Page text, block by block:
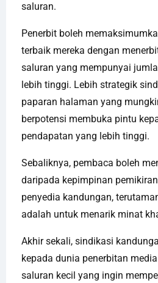
saluran.
Penerbit boleh
terbaik mereka dengan
saluran yang mempunyai
lebih tinggi. Lebih strategik
paparan halaman yang
berpotensi membuka pintu
pendapatan yang lebih tinggi.
Sebaliknya, pembaca boleh
daripada kepimpinan
penyedia kandungan,
adalah untuk menarik minat
Akhir sekali, sindikasi
kepada dunia penerbitan
saluran kecil yang ingin